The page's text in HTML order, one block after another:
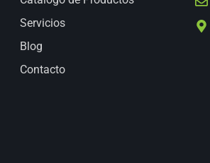
Servicios
Blog
Contacto